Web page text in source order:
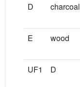
D charcoal
E
wood
UF1
D